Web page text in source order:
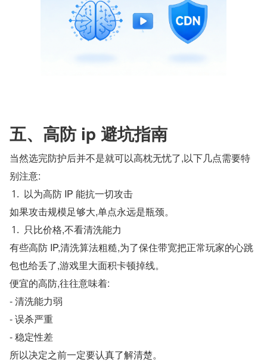
五、高防 ip 避坑指南
当然选完防护后并不是就可以高枕无忧了,以下几点需要特
别注意:
以为高防 IP 能抗一切攻击
如果攻击规模足够大,单点永远是瓶颈。
只比价格,不看清洗能力
有些高防 IP,清洗算法粗糙,为了保住带宽把正常玩家的心跳
包也给丢了,游戏里大面积卡顿掉线。
便宜的高防,往往意味着:
- 清洗能力弱
- 误杀严重
- 稳定性差
所以决定之前一定要认真了解清楚。